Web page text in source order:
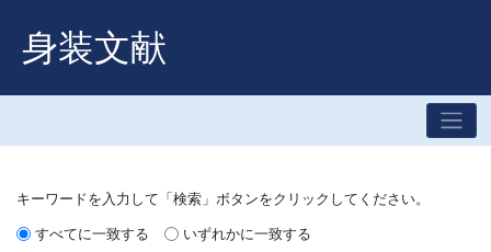
身装文献
キーワードを入力して「検索」ボタンをクリックしてください。
すべてに一致する
いずれかに一致する